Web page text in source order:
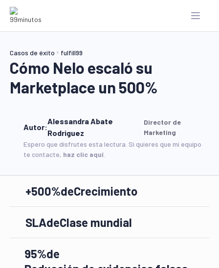
Casos de éxito fulfill99
Cómo Nelo escaló su
Marketplace un 500%
Autor:
Alessandra Abate
Rodriguez
Director de
Marketing
Espero que disfrutes esta lectura. Si quieres que mi equipo
te contacte, haz clic aquí
+500%deCrecimiento
SLAdeClase mundial
95%de